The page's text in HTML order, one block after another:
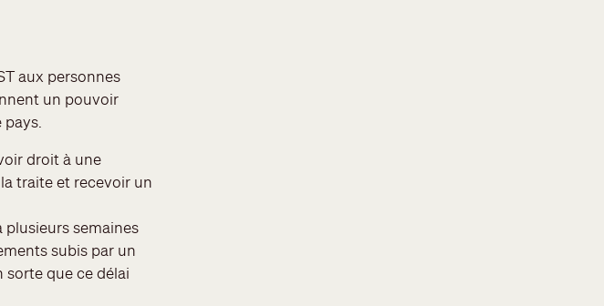
aux personnes
un pouvoir
droit à une
traite et recevoir un
plusieurs semaines
subis par un
que ce délai